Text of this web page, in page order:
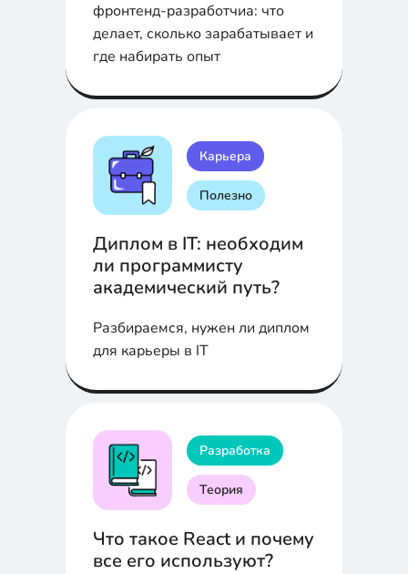
фронтенд-разработчиа: что
делает, сколько зарабатывает и
где набирать опыт
Карьера
Полезно
Диплом в IT: необходим
ли программисту
академический путь?
Разбираемся, нужен ли диплом
для карьеры в IT
Разработка
Теория
Что такое React и почему
все его используют?